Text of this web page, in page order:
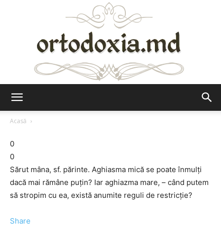
Acasă
0
0
Sărut mâna, sf. părinte. Aghiasma mică se poate înmulţi
dacă mai rămâne puţin? Iar aghiazma mare, – când putem
să stropim cu ea, există anumite reguli de restricţie?
Share